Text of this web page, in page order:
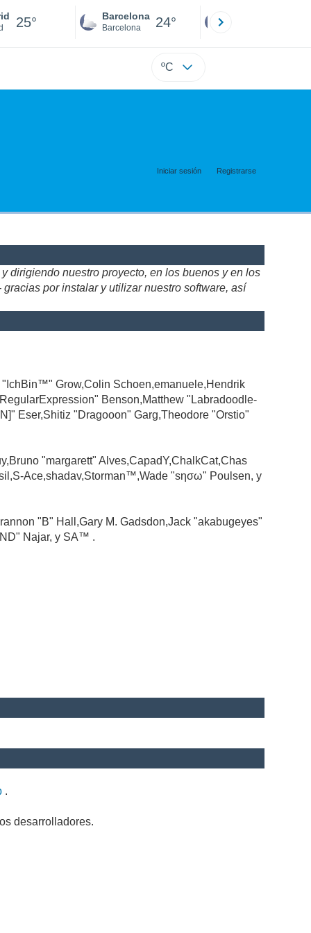
25° Barcelona
Barcelona 24°
ºC
Iniciar sesión Registrarse
dirigiendo nuestro proyecto, en los buenos y en los
por instalar y utilizar nuestro software, así
Grow,Colin Schoen,emanuele,Hendrik
Benson,Matthew "Labradoodle-
Eser,Shitiz "Dragooon" Garg,Theodore "Orstio"
"margarett" Alves,CapadY,ChalkCat,Chas
Ace,shadav,Storman™,Wade "sησω" Poulsen, y
"B" Hall,Gary M. Gadsdon,Jack "akabugeyes"
Najar, y SA™ .
.
desarrolladores.